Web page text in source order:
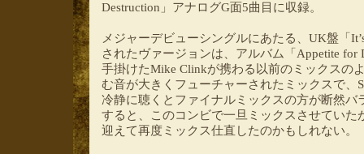
Destruction」アナログG面5曲目に収録。
メジャーデビューシングルにあたる、UK盤「
されたヴァージョンは、アルバム「Appetite for
手掛けたMike Clinkが携わる以前のミックスの
む音が大きくフューチャーされたミックスで、
冷静に聴くとファイナルミックスの方が断然バ
すると、このコンビで一旦ミックスさせていた
迎えて再度ミックス仕直したのかもしれない。